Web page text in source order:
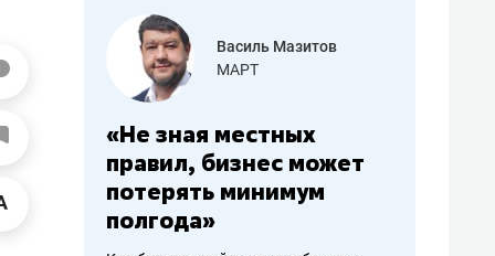
работа
Василь Мазитов
МАРТ
«Не зная местных
правил, бизнес может
потерять минимум
полгода»